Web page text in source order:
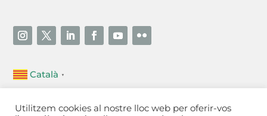
Català ▼
Unió Empresarial de l’Anoia (UEA)
Utilitzem cookies al nostre lloc web per oferir-vos